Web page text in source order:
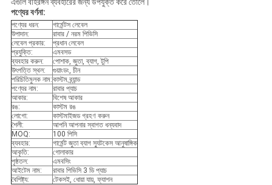
এগুলি বহিরঙ্গন ব্যবহারের জন্য উপযুক্ত করে তোলে।
পণ্যের বর্ণনা:
পণ্যের ধরন:
গার্মেন্টস লেবেল
উপাদান:
রাবার / নরম পিভিসি
লেবেল প্রকার:
প্রধান লেবেল
প্রযুক্তি:
এমবসড
ব্যবহার করুন:
পোশাক, জুতা, ব্যাগ, টুপি
উৎপত্তি স্থল:
গুয়াংডং, চীন
পরিচিতিমুলক নাম:কাস্টম ব্র্যান্ড
পণ্যের নাম:
রাবার প্যাচ
আকার:
বিশেষ আকার
রঙ:
কাস্টম রঙ
লোগো:
কাস্টমাইজড গ্রহণ করুন
শৈলী:
আপনি আপনার স্বাগত ধন্যবাদ
MOQ:
100 পিসি
ব্যবহার:
গার্মেন্ট জুতা ব্যাগ স্যুটকেস আনুষাঙ্গিক
আকৃতি:
গোলাকার
পৃষ্ঠতল:
এমবসিং
আইটেম নাম:
রাবার পিভিসি 3 ডি প্যাচ
বৈশিষ্ট্য:
টেকসই, ধোয়া যায়, ফ্যাশন